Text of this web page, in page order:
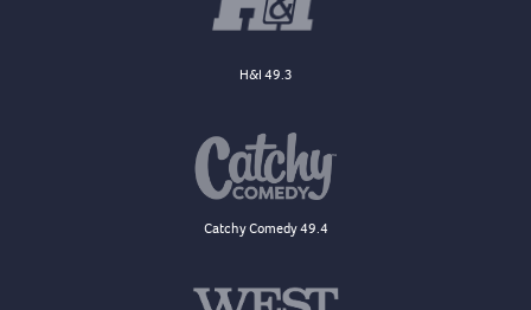
H&I 49.3
Catchy Comedy 49.4